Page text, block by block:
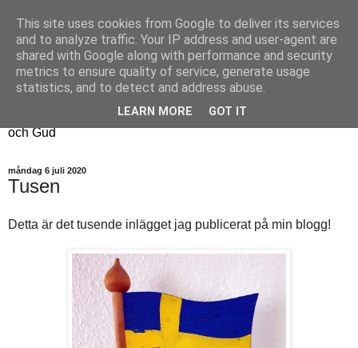
Fyren
Fyren finns för att sprida ljus i mörkret
För att påminna om guldkanterna i tillvaron
Här samsas jakt, hantverk, odling, och andra tankar om livet
och Gud
måndag 6 juli 2020
Tusen
Detta är det tusende inlägget jag publicerat på min blogg!
This site uses cookies from Google to deliver its services
and to analyze traffic. Your IP address and user-agent are
shared with Google along with performance and security
metrics to ensure quality of service, generate usage
statistics, and to detect and address abuse.
LEARN MORE GOT IT